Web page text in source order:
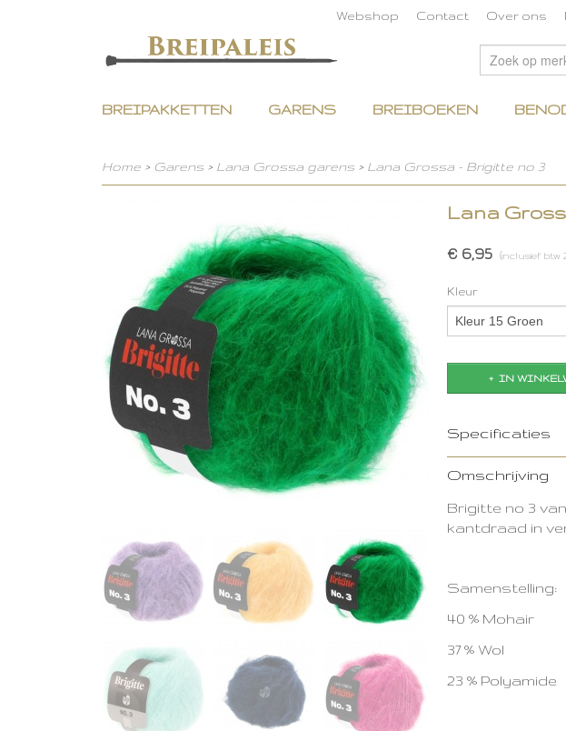
Webshop Contact Over ons
BREIPAKKETTEN GARENS BREIBOEKEN
Home > Garens > Lana Grossa garens > Lana Grossa - Brigitte no 3
Lana
€ 6,95 (inclusief btw
Kleur
IN
Specificaties
Omschrijving
Brigitte no 3
kantdraad in
Samenstelling:
40 % Mohair
37 % Wol
23 % Polyamide